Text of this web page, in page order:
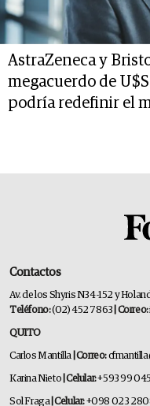
AstraZeneca y
megacuerdo de
podría redefinir el
Contactos
Av. de los Shyris N34-152 y
Teléfono:(02) 452 7863 | Correo:
QUITO
Carlos Mantilla | Correo:
Karina Nieto | Celular:+593 99
Sol Fraga| Celular:+098 023